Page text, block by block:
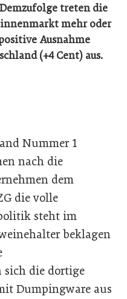
treten die
mehr oder
Ausnahme
(+4 Cent) aus.
Nummer 1
nach die
dem
die volle
steht im
beklagen
sich die dortige
Dumpingware aus